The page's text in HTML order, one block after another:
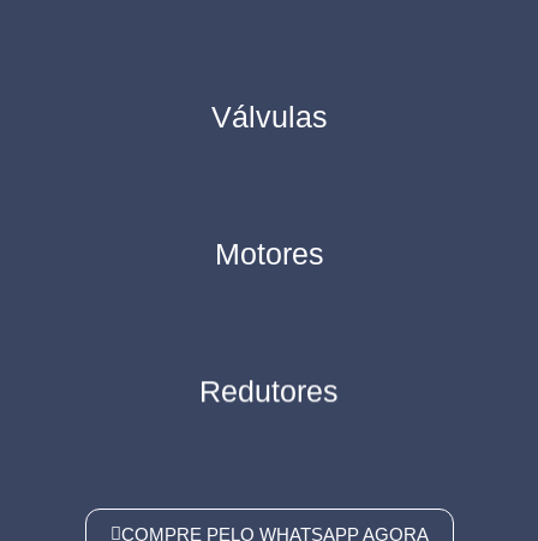
Válvulas
Motores
Redutores
COMPRE PELO WHATSAPP AGORA